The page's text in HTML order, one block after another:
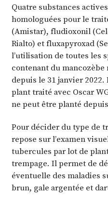
Quatre substances
homologuées pour le
(Amistar), fludioxonil
Rialto) et fluxapyroxad
l’utilisation de toutes les
contenant du mancozèbe
depuis le 31 janvier
plant traité avec Oscar
ne peut être planté
Pour décider du type de
repose sur l’examen
tubercules par lot de
trempage. Il permet de
éventuelle des maladies
brun, gale argentée et